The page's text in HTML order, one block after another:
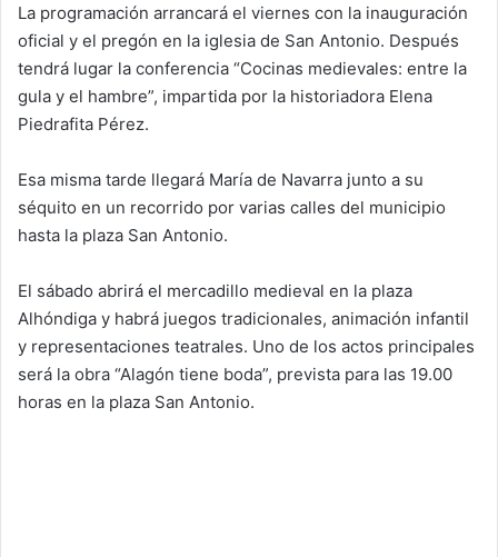
La programación arrancará el viernes con la inauguración
oficial y el pregón en la iglesia de San Antonio. Después
tendrá lugar la conferencia “Cocinas medievales: entre la
gula y el hambre”, impartida por la historiadora Elena
Piedrafita Pérez.
Esa misma tarde llegará María de Navarra junto a su
séquito en un recorrido por varias calles del municipio
hasta la plaza San Antonio.
El sábado abrirá el mercadillo medieval en la plaza
Alhóndiga y habrá juegos tradicionales, animación infantil
y representaciones teatrales. Uno de los actos principales
será la obra “Alagón tiene boda”, prevista para las 19.00
horas en la plaza San Antonio.